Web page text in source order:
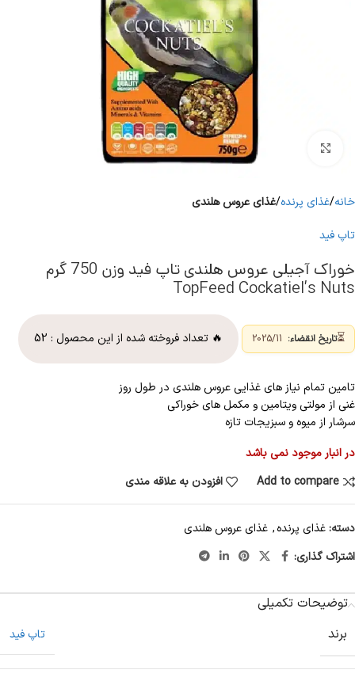
برای بزرگنمایی کلیک کنید
خانه غذای پرنده غذای عروس هلندی
تاپ فید
خوراک آجیلی عروس هلندی تاپ فید وزن 750 گرم
TopFeed Cockatiel’s Nuts
⏳تاریخ انقضاء: 🔥 تعداد فروخته شده از این محصول : 52
تامین تمام نیاز های غذایی عروس هلندی در طول روز
غنی از مولتی ویتامین و مکمل های خوراکی
سرشار از میوه و سبزیجات تازه
در انبار موجود نمی باشد
Add to compare
افزودن به علاقه مندی
دسته:غذای پرنده, غذای عروس هلندی
اشتراک گذاری:
توضیحات تکمیلی
برند
تاپ فید